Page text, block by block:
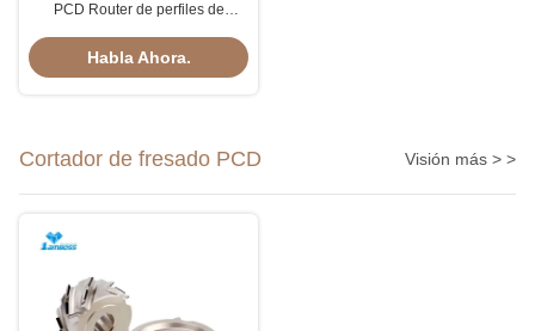
PCD Router de perfiles de
fresado para madera de puertas
Habla Ahora.
Cortador de fresado PCD Visión más > >